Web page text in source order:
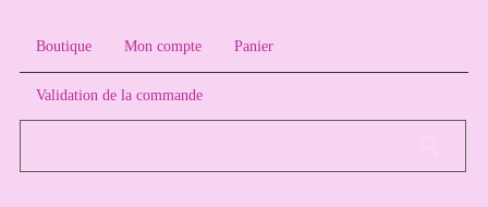
Boutique Mon compte Panier
Validation de la commande